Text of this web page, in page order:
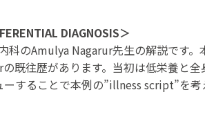
DIAGNOSIS＞
科のAmulya Nagarur先生の解説です
既往歴があります。当初は低栄養と
ーすることで本例の”illness script”を考